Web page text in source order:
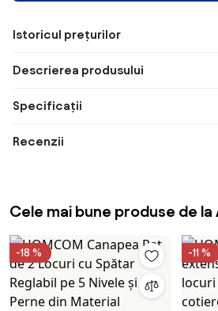
Istoricul prețurilor
Descrierea produsului
Specificații
Recenzii
Cele mai bune produse de la
-18 % -11 %